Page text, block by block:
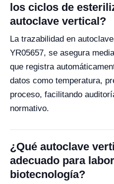
los ciclos de
autoclave vertical?
La trazabilidad en
YR05657, se asegura
que registra
datos como temperatura,
proceso, facilitando
normativo.
¿Qué autoclave
adecuado para
biotecnología?